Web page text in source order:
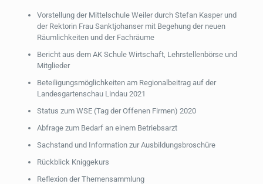
Vorstellung der Mittelschule Weiler durch Stefan Kasper und
der Rektorin Frau Sanktjohanser mit Begehung der neuen
Räumlichkeiten und der Fachräume
Bericht aus dem AK Schule Wirtschaft, Lehrstellenbörse und
Mitglieder
Beteiligungsmöglichkeiten am Regionalbeitrag auf der
Landesgartenschau Lindau 2021
Status zum WSE (Tag der Offenen Firmen) 2020
Abfrage zum Bedarf an einem Betriebsarzt
Sachstand und Information zur Ausbildungsbroschüre
Rückblick Kniggekurs
Reflexion der Themensammlung